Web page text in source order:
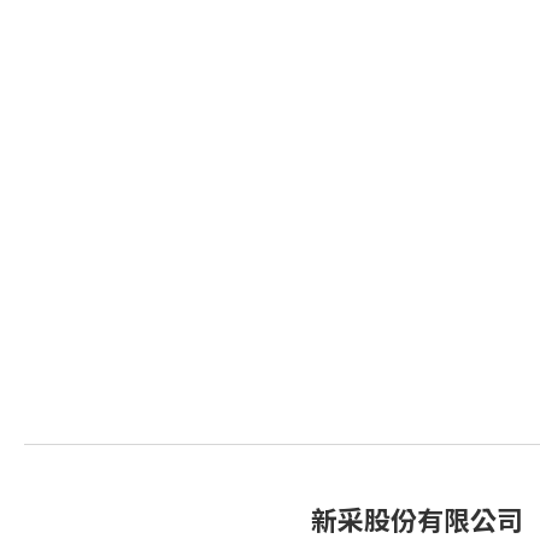
新采股份有限公司